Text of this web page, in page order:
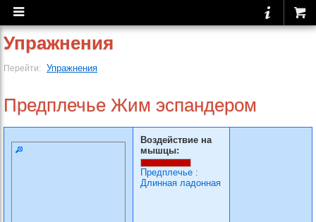
Упражнения
Перейти: Упражнения
Предплечье Жим эспандером
Воздействие на
мышцы:
Предплечье :
Длинная ладонная